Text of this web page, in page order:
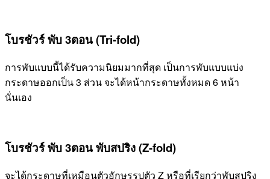
โบรชัวร์ พับ 3ตอน (Tri-fold)
การพับแบบนี้ได้รับความนิยมมากที่สุด เป็นการพับแบบแบ่ง
กระดาษออกเป็น 3 ส่วน จะได้หน้ากระดาษทั้งหมด 6 หน้า
นั่นเอง
โบรชัวร์ พับ 3ตอน พับสปริง (Z-fold)
จะได้กระดาษที่เหมือนตัวอักษรรูปตัว Z หรือที่เรียกว่าพับสปริง